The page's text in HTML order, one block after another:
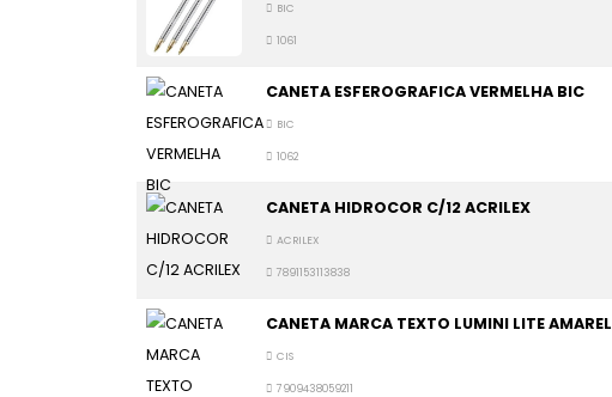
BIC
1061
CANETA ESFEROGRAFICA VERMELHA BIC
BIC
1062
CANETA HIDROCOR C/12 ACRILEX
ACRILEX
7891153113838
CANETA MARCA TEXTO LUMINI LITE
CIS
7909438059211